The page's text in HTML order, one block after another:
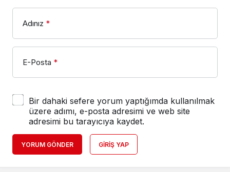
Adınız *
E-Posta *
Bir dahaki sefere yorum yaptığımda kullanılmak
üzere adımı, e-posta adresimi ve web site
adresimi bu tarayıcıya kaydet.
YORUM GÖNDER GIRIŞ YAP